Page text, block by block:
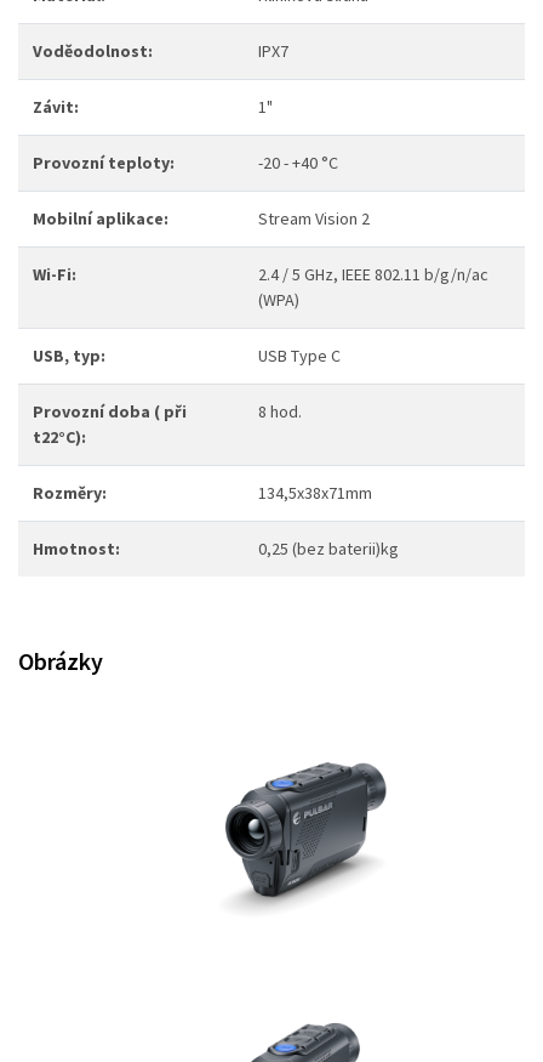
Voděodolnost: IPX7
Závit: 1"
Provozní teploty: -20 - +40 °C
Mobilní aplikace: Stream Vision 2
Wi-Fi:
2.4 / 5 GHz, IEEE 802.11 b/g/n/ac
(WPA)
USB, typ: USB Type C
Provozní doba ( při
t22°C):
8 hod.
Rozměry: 134,5x38x71mm
Hmotnost: 0,25 (bez baterii)kg
Obrázky